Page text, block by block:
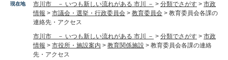
現在地 市川市 － いつも新しい流れがある 市川 － > 分類でさがす > 市政
情報 > 市議会・選挙・行政委員会 > 教育委員会 > 教育委員会各課の
連絡先・アクセス
市川市 － いつも新しい流れがある 市川 － > 分類でさがす > 市政
情報 > 市役所・施設案内 > 教育関係施設 > 教育委員会各課の連絡
先・アクセス